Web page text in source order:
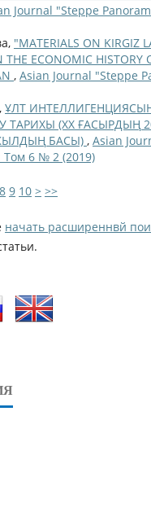
Journal "Steppe
"MATERIALS ON KIRGIZ
THE ECONOMIC HISTORY
, Asian Journal "Steppe
ҰЛТ
ТАРИХЫ (ХХ ҒАСЫРДЫҢ
БАСЫ) , Asian
Том 6 № 2 (2019)
8 9 10 > >>
начать расширеннвй